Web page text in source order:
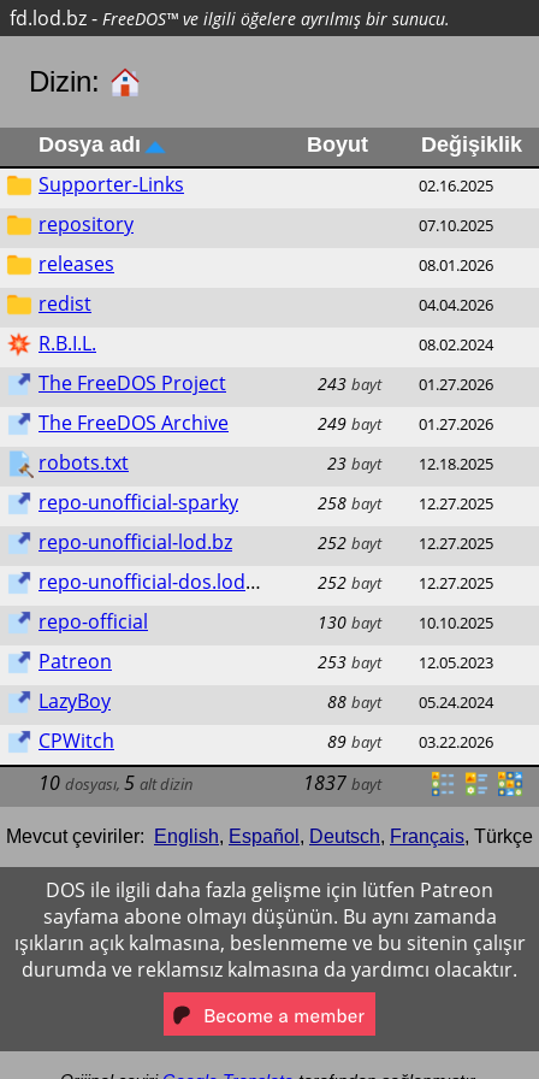
fd.lod.bz- FreeDOS™ ve ilgili öğelere ayrılmış bir sunucu.
Dizin:
Dosya adı Boyut Değişiklik
Supporter-Links 02.16.2025
repository 07.10.2025
releases 08.01.2026
redist 04.04.2026
R.B.I.L. 08.02.2024
The FreeDOS Project 243 bayt 01.27.2026
The FreeDOS Archive 249 bayt 01.27.2026
robots.txt 23 bayt 12.18.2025
repo-unofficial-sparky 258 bayt 12.27.2025
repo-unofficial-lod.bz 252 bayt 12.27.2025
repo-unofficial-dos.lod.bz 252 bayt 12.27.2025
repo-official 130 bayt 10.10.2025
Patreon 253 bayt 12.05.2023
LazyBoy 88 bayt 05.24.2024
CPWitch 89 bayt 03.22.2026
10 dosyası, 5 alt dizin 1837 bayt
Mevcut çeviriler: English, Español , Deutsch, Français, Türkçe
DOS ile ilgili daha fazla gelişme için lütfen Patreon
sayfama abone olmayı düşünün. Bu aynı zamanda
ışıkların açık kalmasına, beslenmeme ve bu sitenin çalışır
durumda ve reklamsız kalmasına da yardımcı olacaktır.